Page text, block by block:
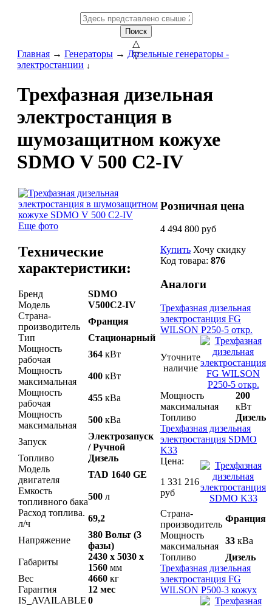
Поиск
△
▽
Главная → Генераторы → Дизельные генераторы -
электростанции ↓
Трехфазная дизельная
электростанция в
шумозащитном кожухе
SDMO V 500 C2-IV
Еще фото
Технические
характеристики:
Бренд
SDMO
Модель
V500C2-IV
Страна-
производитель
Франция
Тип
Стационарный
Мощность
рабочая
364 кВт
Мощность
максимальная
400 кВт
Мощность
рабочая
455 кВа
Мощность
максимальная
500 кВа
Запуск
Электрозапуск
/ Ручной
Топливо
Дизель
Модель
двигателя
TAD 1640 GE
Емкость
топливного бака
500 л
Расход топлива.
л/ч
69,2
Напряжение
380 Вольт (3
фазы)
Габариты
2430 x 5030 x
1560 мм
Вес
4660 кг
Гарантия
12 мес
IS_AVAILABLE 0
Розничная цена
4 494 800 руб
Купить Хочу скидку
Код товара: 876
Аналоги
Трехфазная дизельная
электростанция FG
WILSON P250-5 откр.
Уточните
наличие
Мощность
максимальная
200
кВт
Топливо
Дизель
Трехфазная дизельная
электростанция SDMO
K33
Цена:
1 331 216
руб
Страна-
производитель
Франция
Мощность
максимальная
33 кВа
Топливо
Дизель
Трехфазная дизельная
электростанция FG
WILSON P500-3 кожух